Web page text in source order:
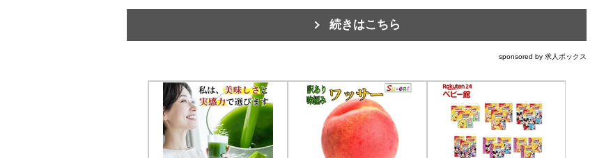
続きはこちら
sponsored by 求人ボックス